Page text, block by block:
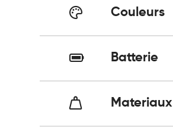
Couleurs
Batterie
Materiaux